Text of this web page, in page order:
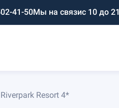
41-50Мы на связис 10 до 21
Resort 4*